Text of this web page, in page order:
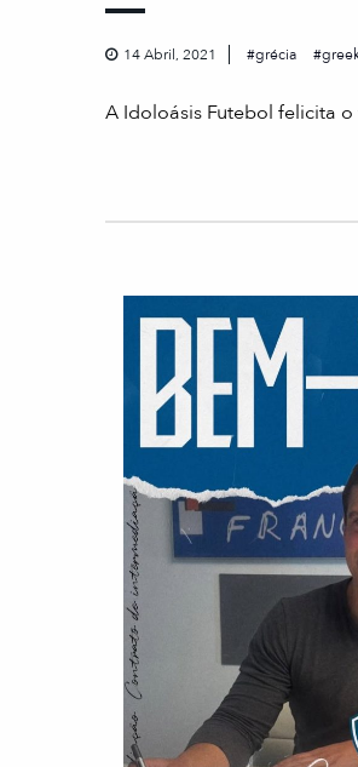
14 Abril, 2021 grécia
A Idoloásis Futebol felicita